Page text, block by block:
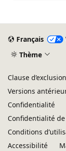
Français
Thème
Clause
Versions
Confidentialité
Confidentialité
Conditions
Accessibilité